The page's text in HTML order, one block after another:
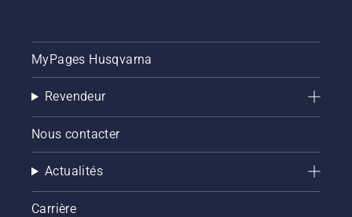
MyPages Husqvarna
Revendeur
Nous contacter
Actualités
Carrière